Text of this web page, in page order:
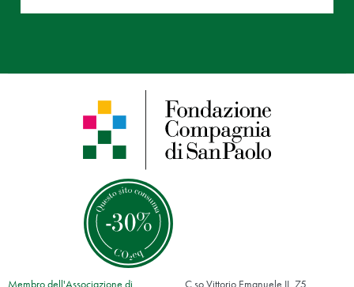
Membro dell'Associazione di
C.so Vittorio Emanuele II, 75